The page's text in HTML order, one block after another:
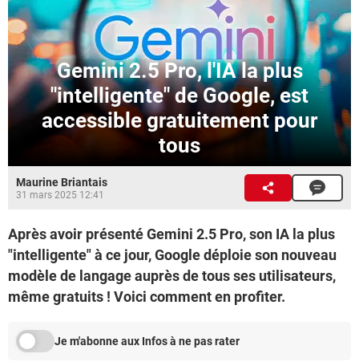
Gemini 2.5 Pro, l'IA la plus
"intelligente" de Google, est
accessible gratuitement pour
tous
Maurine Briantais
31 mars 2025 12:41
Après avoir présenté Gemini 2.5 Pro, son IA la plus
"intelligente" à ce jour, Google déploie son nouveau
modèle de langage auprès de tous ses utilisateurs,
même gratuits ! Voici comment en profiter.
Je m'abonne aux Infos à ne pas rater